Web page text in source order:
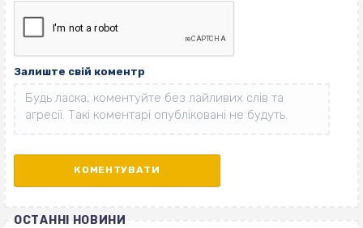
Залиште свій коментр
ОСТАННІ НОВИНИ